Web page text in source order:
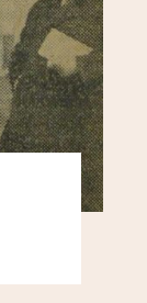
til å